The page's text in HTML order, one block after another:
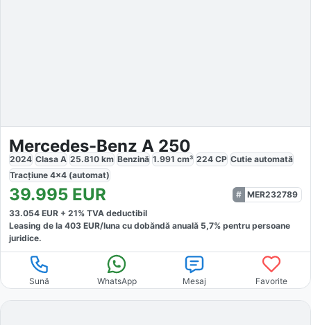
Mercedes-Benz A 250
2024 Clasa A 25.810 km Benzină 1.991 cm³ 224 CP Cutie automată
Tracțiune 4x4 (automat)
39.995 EUR
MER232789
33.054 EUR + 21% TVA deductibil
Leasing de la 403 EUR/luna cu dobăndă anuală 5,7% pentru persoane
juridice.
Sună WhatsApp Mesaj Favorite